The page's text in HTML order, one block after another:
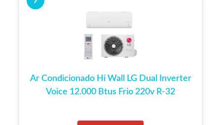
Ar Condicionado Hi Wall LG Dual Inverter
Voice 12.000 Btus Frio 220v R-32